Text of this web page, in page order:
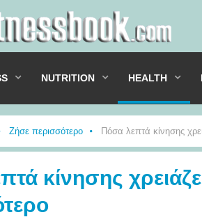
NUTRITION HEALTH
Ζήσε περισσότερο Πόσα λεπτά κίνησης
κίνησης